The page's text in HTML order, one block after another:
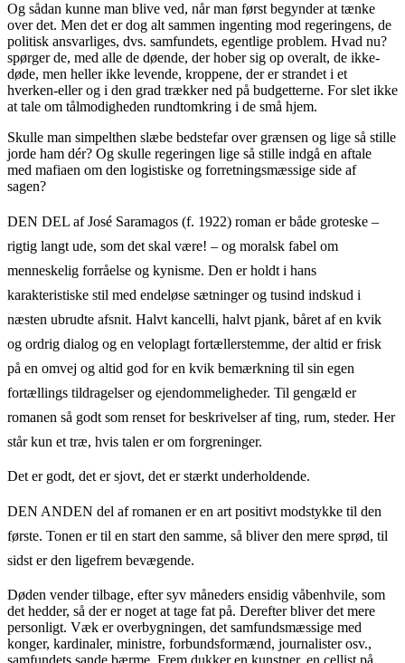
Og sådan kunne man blive ved, når man først begynder at tænke
over det. Men det er dog alt sammen ingenting mod regeringens, de
politisk ansvarliges, dvs. samfundets, egentlige problem. Hvad nu?
spørger de, med alle de døende, der hober sig op overalt, de ikke-
døde, men heller ikke levende, kroppene, der er strandet i et
hverken-eller og i den grad trækker ned på budgetterne. For slet ikke
at tale om tålmodigheden rundtomkring i de små hjem.
Skulle man simpelthen slæbe bedstefar over grænsen og lige så stille
jorde ham dér? Og skulle regeringen lige så stille indgå en aftale
med mafiaen om den logistiske og forretningsmæssige side af
sagen?
DEN DEL af José Saramagos (f. 1922) roman er både groteske –
rigtig langt ude, som det skal være! – og moralsk fabel om
menneskelig forråelse og kynisme. Den er holdt i hans
karakteristiske stil med endeløse sætninger og tusind indskud i
næsten ubrudte afsnit. Halvt kancelli, halvt pjank, båret af en kvik
og ordrig dialog og en veloplagt fortællerstemme, der altid er frisk
på en omvej og altid god for en kvik bemærkning til sin egen
fortællings tildragelser og ejendommeligheder. Til gengæld er
romanen så godt som renset for beskrivelser af ting, rum, steder. Her
står kun et træ, hvis talen er om forgreninger.
Det er godt, det er sjovt, det er stærkt underholdende.
DEN ANDEN del af romanen er en art positivt modstykke til den
første. Tonen er til en start den samme, så bliver den mere sprød, til
sidst er den ligefrem bevægende.
Døden vender tilbage, efter syv måneders ensidig våbenhvile, som
det hedder, så der er noget at tage fat på. Derefter bliver det mere
personligt. Væk er overbygningen, det samfundsmæssige med
konger, kardinaler, ministre, forbundsformænd, journalister osv.,